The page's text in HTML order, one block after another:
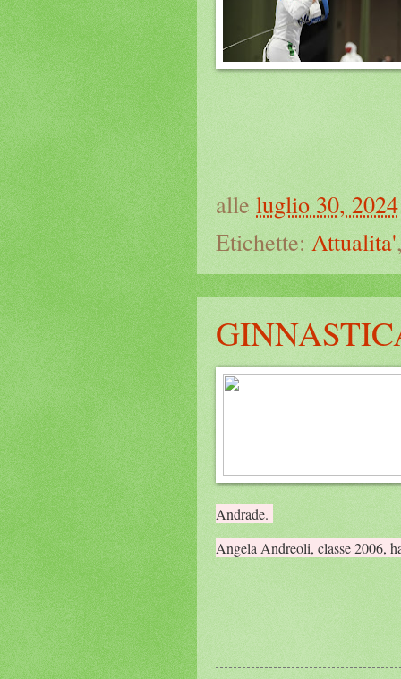
alle luglio 30, 2024
Etichette: Attualita'
Andrade.
Angela Andreoli, classe 2006,